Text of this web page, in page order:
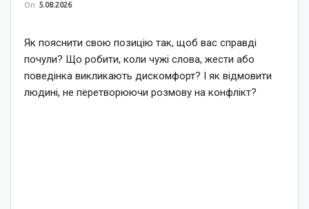
On 5.08.2026
Як пояснити свою позицію так, щоб вас справді
почули? Що робити, коли чужі слова, жести або
поведінка викликають дискомфорт? І як відмовити
людині, не перетворюючи розмову на конфлікт?